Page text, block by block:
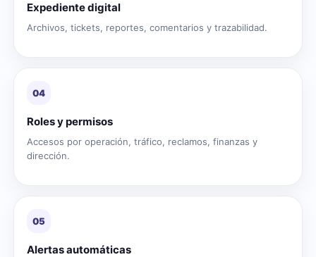
Expediente digital
Archivos, tickets, reportes, comentarios y trazabilidad.
04
Roles y permisos
Accesos por operación, tráfico, reclamos, finanzas y
dirección.
05
Alertas automáticas